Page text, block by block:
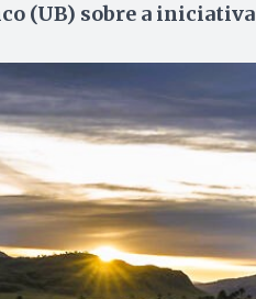
(UB) sobre a iniciativa